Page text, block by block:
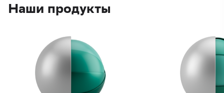
Наши продукты